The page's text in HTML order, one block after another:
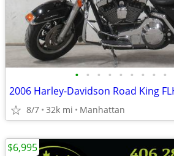
• • • • • • • • •
8/7 32k mi Manhattan
$6,995